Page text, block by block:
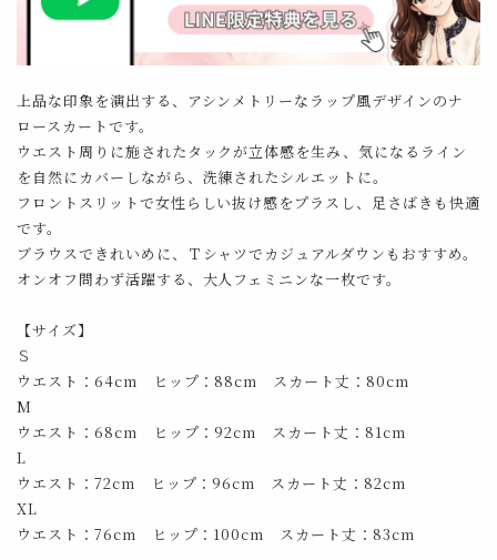
上品な印象を演出する、アシンメトリーなラップ風デザインのナ
ロースカートです。
ウエスト周りに施されたタックが立体感を生み、気になるライン
を自然にカバーしながら、洗練されたシルエットに。
フロントスリットで女性らしい抜け感をプラスし、足さばきも快適
です。
ブラウスできれいめに、Ｔシャツでカジュアルダウンもおすすめ。
オンオフ問わず活躍する、大人フェミニンな一枚です。
【サイズ】
Ｓ
ウエスト：64cm ヒップ：88cm スカート丈：80cm
M
ウエスト：68cm ヒップ：92cm スカート丈：81cm
L
ウエスト：72cm ヒップ：96cm スカート丈：82cm
XL
ウエスト：76cm ヒップ：100cm スカート丈：83cm